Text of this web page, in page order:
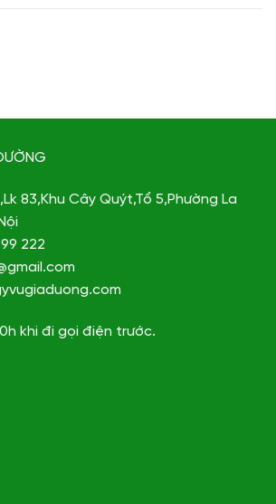
83,Khu Cây Quýt,Tổ 5,Phường La
222
khi đi gọi điện trước.